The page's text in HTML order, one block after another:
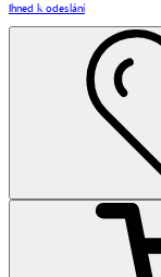
Ihned k odeslání